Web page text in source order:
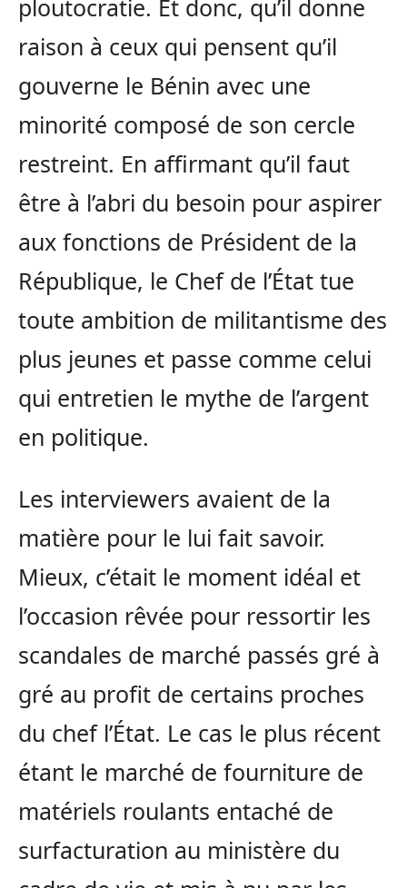
ploutocratie. Et donc, qu’il donne
raison à ceux qui pensent qu’il
gouverne le Bénin avec une
minorité composé de son cercle
restreint. En affirmant qu’il faut
être à l’abri du besoin pour aspirer
aux fonctions de Président de la
République, le Chef de l’État tue
toute ambition de militantisme des
plus jeunes et passe comme celui
qui entretien le mythe de l’argent
en politique.
Les interviewers avaient de la
matière pour le lui fait savoir.
Mieux, c’était le moment idéal et
l’occasion rêvée pour ressortir les
scandales de marché passés gré à
gré au profit de certains proches
du chef l’État. Le cas le plus récent
étant le marché de fourniture de
matériels roulants entaché de
surfacturation au ministère du